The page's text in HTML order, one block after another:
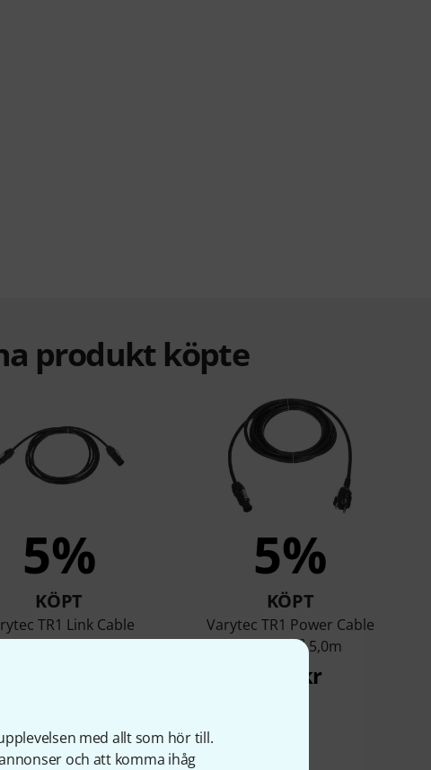
med allt som hör till.
och att komma ihåg
produkt köpte
5%
KÖPT
TR1 Link Cable
3x1,5mm² 3,0m
5%
KÖPT
Varytec TR1 Power Cable
3x1,5mm² 5,0m
279 kr